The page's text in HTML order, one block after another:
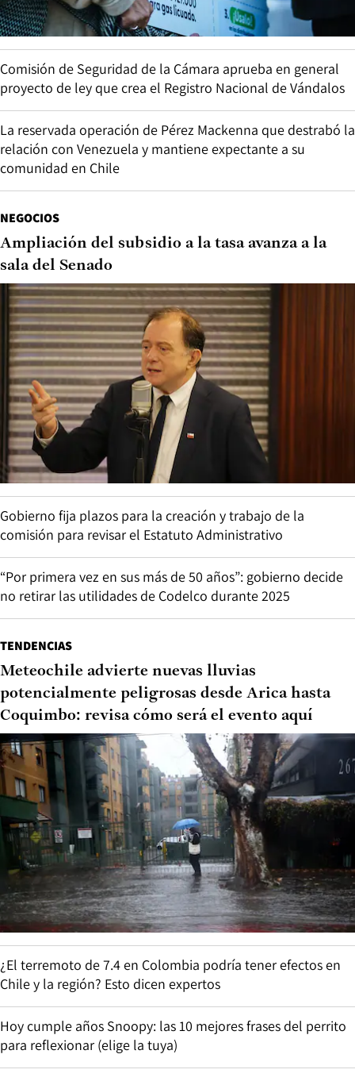
Comisión de Seguridad de la Cámara aprueba en general
proyecto de ley que crea el Registro Nacional de Vándalos
La reservada operación de Pérez Mackenna que destrabó la
relación con Venezuela y mantiene expectante a su
comunidad en Chile
NEGOCIOS
Ampliación del subsidio a la tasa avanza a la
sala del Senado
Gobierno fija plazos para la creación y trabajo de la
comisión para revisar el Estatuto Administrativo
“Por primera vez en sus más de 50 años”: gobierno decide
no retirar las utilidades de Codelco durante 2025
TENDENCIAS
Meteochile advierte nuevas lluvias
potencialmente peligrosas desde Arica hasta
Coquimbo: revisa cómo será el evento aquí
¿El terremoto de 7.4 en Colombia podría tener efectos en
Chile y la región? Esto dicen expertos
Hoy cumple años Snoopy: las 10 mejores frases del perrito
para reflexionar (elige la tuya)